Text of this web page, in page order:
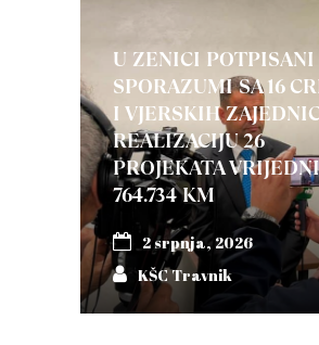
U ZENICI POTPISANI
SPORAZUMI SA 16
I VJERSKIH
REALIZACIJU 26
PROJEKATA
764.734 KM
2 srpnja, 2026
KŠC Travnik